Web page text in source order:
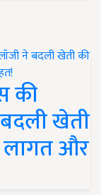
की
खेती
लागत और